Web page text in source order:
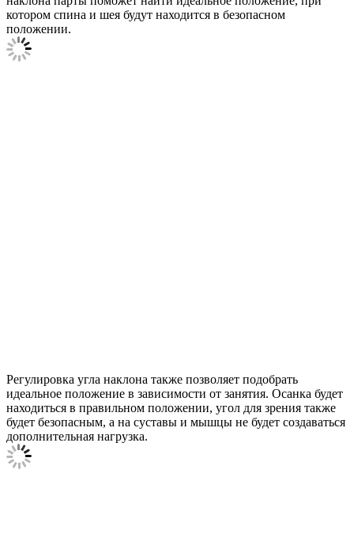
котором спина и шея будут находится в безопасном
положении.
Регулировка угла наклона также позволяет подобрать
идеальное положение в зависимости от занятия. Осанка будет
находиться в правильном положении, угол для зрения также
будет безопасным, а на суставы и мышцы не будет создаваться
дополнительная нагрузка.